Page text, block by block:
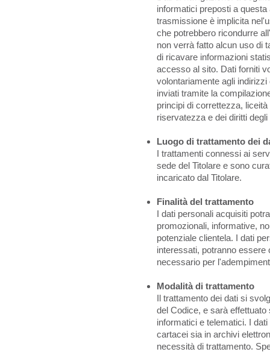
informatici preposti a
trasmissione è implicita
che potrebbero ricondurre
non verrà fatto alcun uso di
di ricavare informazioni
accesso al sito. Dati forniti
volontariamente agli
inviati tramite la
principi di correttezza,
riservatezza e dei diritti
Luogo di trattamento dei
I trattamenti connessi ai
sede del Titolare e sono
incaricato dal Titolare.
Finalità del trattamento
I dati personali acquisiti
promozionali, informative,
potenziale clientela. I dati
interessati, potranno
necessario per
Modalità di trattamento
Il trattamento dei dati si
del Codice, e sarà
informatici e telematici. I
cartacei sia in archivi
necessità di trattamento.